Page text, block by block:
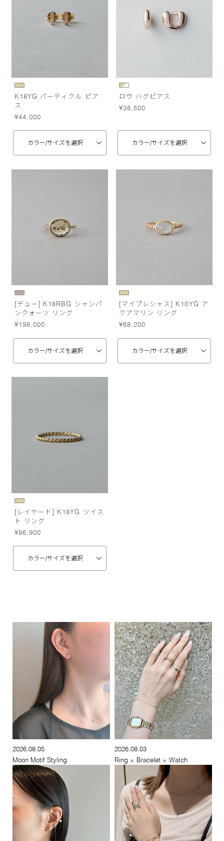
K18YG パーティクル ピア
ス
¥44,000
カラー/サイズを選択
ロウ ハグピアス
¥38,500
カラー/サイズを選択
[デュー] K18RBG シャンパ
ンクォーツ リング
¥198,000
カラー/サイズを選択
[マイプレシャス] K10YG ア
クアマリン リング
¥68,200
カラー/サイズを選択
[レイヤード] K18YG ツイス
ト リング
¥86,900
カラー/サイズを選択
2026.08.05
Moon Motif Styling
2026.08.03
Ring × Bracelet × Watch